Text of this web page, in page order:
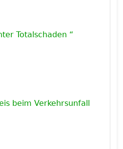
Totalschaden “
beim Verkehrsunfall